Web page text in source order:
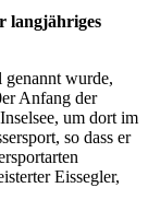
wurde,
Anfang der
um dort im
so dass er
Eissegler,